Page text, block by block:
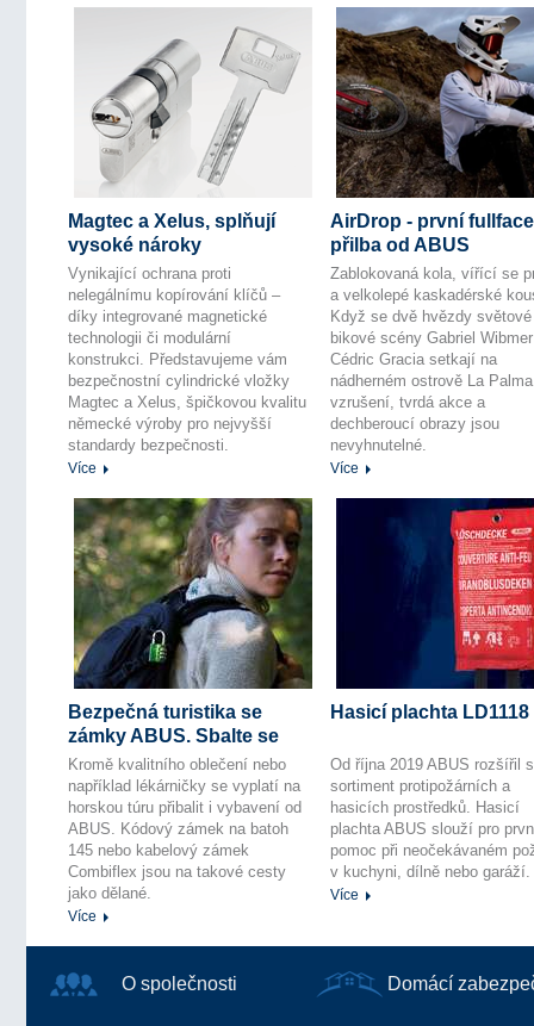
Magtec a Xelus, splňují
vysoké nároky
Vynikající ochrana proti
nelegálnímu kopírování klíčů –
díky integrované magnetické
technologii či modulární
konstrukci. Představujeme vám
bezpečnostní cylindrické vložky
Magtec a Xelus, špičkovou kvalitu
německé výroby pro nejvyšší
standardy bezpečnosti.
Více
AirDrop - první fullface
přilba od ABUS
Zablokovaná kola, vířící se
a velkolepé kaskadérské
Když se dvě hvězdy světové
bikové scény Gabriel
Cédric Gracia setkají na
nádherném ostrově La
vzrušení, tvrdá akce a
dechberoucí obrazy jsou
nevyhnutelné.
Více
Bezpečná turistika se
zámky ABUS. Sbalte se
Kromě kvalitního oblečení nebo
například lékárničky se vyplatí na
horskou túru přibalit i vybavení od
ABUS. Kódový zámek na batoh
145 nebo kabelový zámek
Combiflex jsou na takové cesty
jako dělané.
Více
Hasicí plachta LD1118
Od října 2019 ABUS rozšířil
sortiment protipožárních a
hasicích prostředků. Hasicí
plachta ABUS slouží pro
pomoc při neočekávaném
v kuchyni, dílně nebo garáží.
Více
O společnosti Domácí